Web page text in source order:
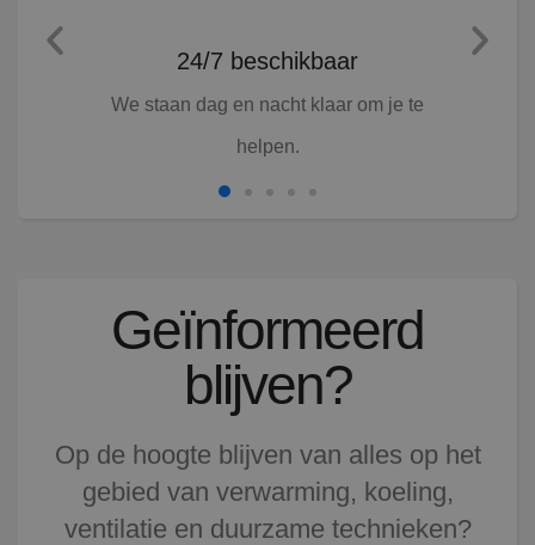
24/7 beschikbaar
We staan dag en nacht klaar om je te
helpen.
Geïnformeerd
blijven?
Op de hoogte blijven van alles op het
gebied van verwarming, koeling,
ventilatie en duurzame technieken?